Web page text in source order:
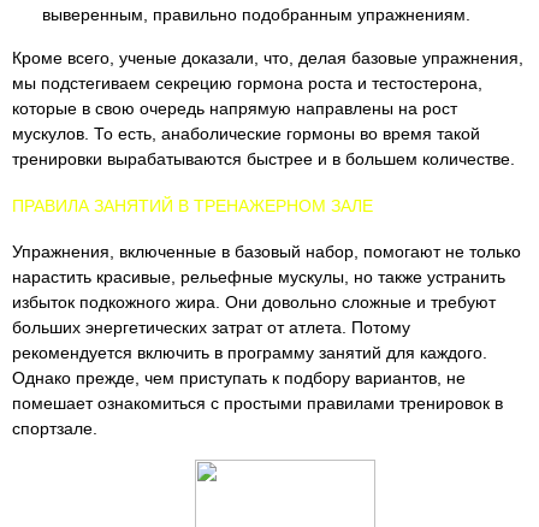
выверенным, правильно подобранным упражнениям.
Кроме всего, ученые доказали, что, делая базовые упражнения,
мы подстегиваем секрецию гормона роста и тестостерона,
которые в свою очередь напрямую направлены на рост
мускулов. То есть, анаболические гормоны во время такой
тренировки вырабатываются быстрее и в большем количестве.
ПРАВИЛА ЗАНЯТИЙ В ТРЕНАЖЕРНОМ ЗАЛЕ
Упражнения, включенные в базовый набор, помогают не только
нарастить красивые, рельефные мускулы, но также устранить
избыток подкожного жира. Они довольно сложные и требуют
больших энергетических затрат от атлета. Потому
рекомендуется включить в программу занятий для каждого.
Однако прежде, чем приступать к подбору вариантов, не
помешает ознакомиться с простыми правилами тренировок в
спортзале.